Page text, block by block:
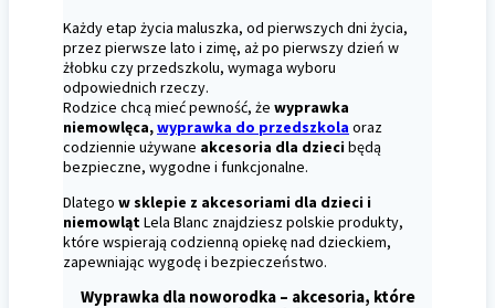
Każdy etap życia maluszka, od pierwszych dni życia,
przez pierwsze lato i zimę, aż po pierwszy dzień w
żłobku czy przedszkolu, wymaga wyboru
odpowiednich rzeczy.
Rodzice chcą mieć pewność, że wyprawka
niemowlęca,wyprawka do przedszkola oraz
codziennie używane akcesoria dla dziecibędą
bezpieczne, wygodne i funkcjonalne.
Dlatego w sklepie z akcesoriami dla dzieci i
niemowlątLela Blanc znajdziesz polskie produkty,
które wspierają codzienną opiekę nad dzieckiem,
zapewniając wygodę i bezpieczeństwo.
Wyprawka dla noworodka – akcesoria, które